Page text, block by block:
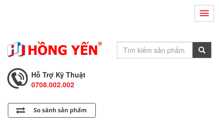
Tư Vấn Bán Hàng
Hỗ Trợ Kỹ Thuật
0708.002.002
0708.001.001